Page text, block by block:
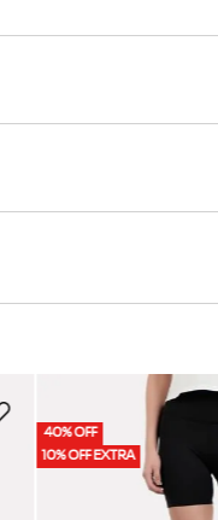
40% OFF
10% OFF EXTRA